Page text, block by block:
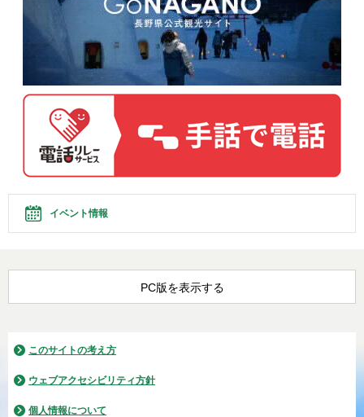
イベント情報
PC版を表示する
このサイトの考え方
ウェブアクセシビリティ方針
個人情報について